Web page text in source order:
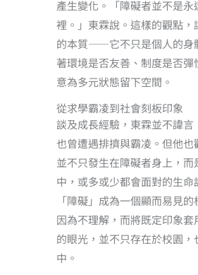
產生變化。「障礙者並不是永
裡。」東霖說。這樣的觀點
的本質——它不只是個人的身
著環境是否友善、制度是否
意為多元狀態留下空間。
從求學霸凌到社會刻板印象
談及成長經驗，東霖並不諱言
也曾遭遇排擠與霸凌。但他也
並不只發生在障礙者身上，
中，或多或少都會面對的生
「障礙」成為一個顯而易見
因為不理解，而將既定印象
的眼光，並不只存在於校園，
中。